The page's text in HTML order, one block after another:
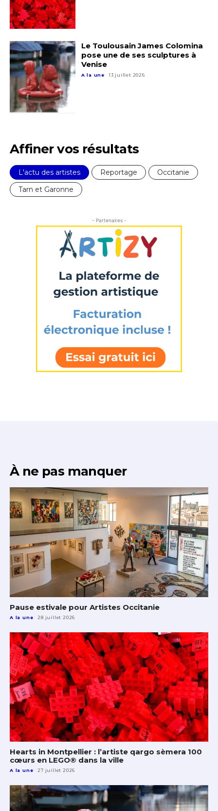
J'accepte lestermes et conditions
* Champ obligatoire
Le Toulousain James Colomina
pose une de ses sculptures à
Venise
A la une 13 juillet 2026
Affiner vos résultats
L'actu des artistes Reportage
Occitanie
Tarn et Garonne
- Partenaires -
À ne pas manquer
Pause estivale pour Artistes Occitanie
A la une 28 juillet 2026
Hearts in Montpellier : l’artiste qargo sèmera 100
cœurs en LEGO® dans la ville
A la une 27 juillet 2026